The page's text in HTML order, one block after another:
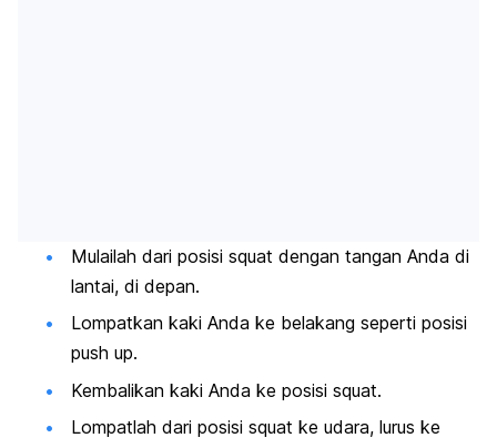
Mulailah dari posisi squat dengan tangan Anda di
lantai, di depan.
Lompatkan kaki Anda ke belakang seperti posisi
push up.
Kembalikan kaki Anda ke posisi squat.
Lompatlah dari posisi squat ke udara, lurus ke